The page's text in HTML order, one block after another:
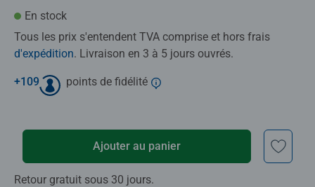
En stock
Tous les prix s'entendent TVA comprise et hors frais
d'expédition. Livraison en 3 à 5 jours ouvrés.
+109 points de fidélité
Ajouter au panier
Retour gratuit sous 30 jours.